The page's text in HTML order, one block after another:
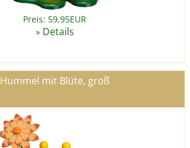
Preis: 59,95EUR
» Details
Hummel mit Blüte, groß